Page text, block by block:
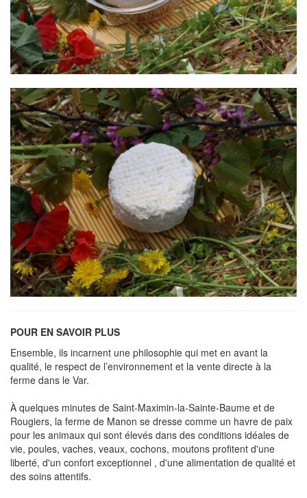
POUR EN SAVOIR PLUS
Ensemble, ils incarnent une philosophie qui met en avant la
qualité, le respect de l’environnement et la vente directe à la
ferme dans le Var.
À quelques minutes de Saint-Maximin-la-Sainte-Baume et de
Rougiers, la ferme de Manon se dresse comme un havre de paix
pour les animaux qui sont élevés dans des conditions idéales de
vie, poules, vaches, veaux, cochons, moutons profitent d'une
liberté, d'un confort exceptionnel , d'une alimentation de qualité et
des soins attentifs.